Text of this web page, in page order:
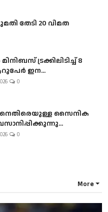
തേടി 20 വിമത
ട്രക്കിലിടിച്ച് 8
ഇന...
0
സൈനിക
0
More